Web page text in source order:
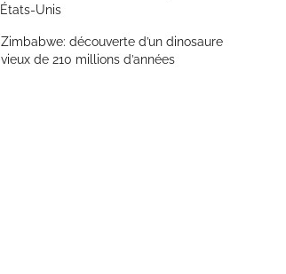
États-Unis
Zimbabwe: découverte d’un dinosaure
vieux de 210 millions d’années